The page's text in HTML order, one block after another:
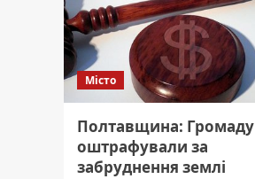
Місто
Полтавщина: Громаду
оштрафували за
забруднення землі